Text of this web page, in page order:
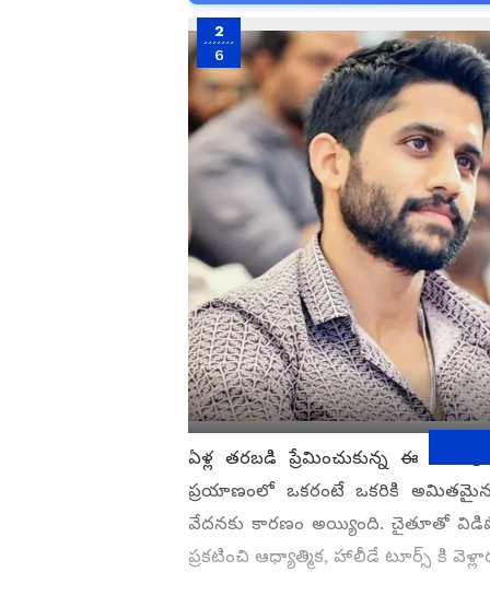
2
6
ఏళ్ల తరబడి ప్రేమించుకున్న ఈ
ప్రయాణంలో ఒకరంటే ఒకరికి
వేదనకు కారణం అయ్యింది. చైతూతో
ప్రకటించి ఆధ్యాత్మిక, హాలీడే టూర్స్ కి